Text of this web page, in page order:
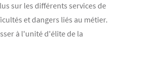
sur les différents services de
et dangers liés au métier.
à l'unité d'élite de la